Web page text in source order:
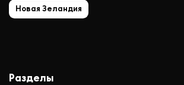
Новая Зеландия
Разделы